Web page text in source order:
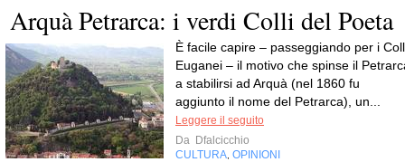
Arquà Petrarca: i verdi Colli del Poeta
È facile capire – passeggiando per i
Euganei – il motivo che spinse il
a stabilirsi ad Arquà (nel 1860 fu
aggiunto il nome del Petrarca), un...
Leggere il seguito
Da Dfalcicchio
CULTURA OPINIONI